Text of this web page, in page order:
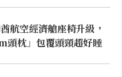
航空經濟艙座椅升級，
頭枕」包覆頭頸超好睡